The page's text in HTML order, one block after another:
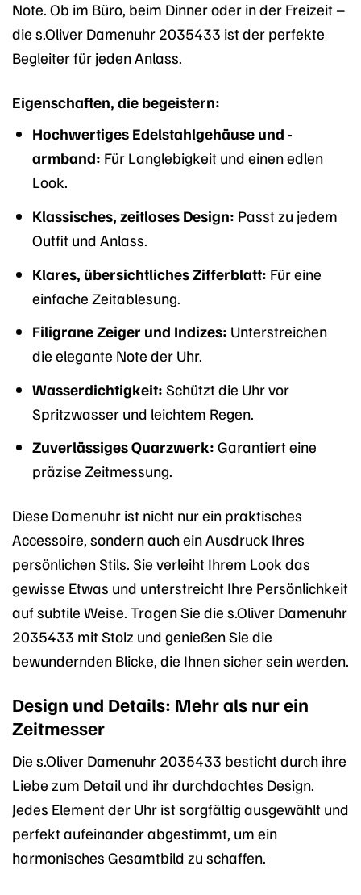
Note. Ob im Büro, beim Dinner oder in der Freizeit –
die s.Oliver Damenuhr 2035433 ist der perfekte
Begleiter für jeden Anlass.
Eigenschaften, die begeistern:
Hochwertiges Edelstahlgehäuse und -
armband: Für Langlebigkeit und einen edlen
Look.
Klassisches, zeitloses Design: Passt zu jedem
Outfit und Anlass.
Klares, übersichtliches Zifferblatt: Für eine
einfache Zeitablesung.
Filigrane Zeiger und Indizes: Unterstreichen
die elegante Note der Uhr.
Wasserdichtigkeit: Schützt die Uhr vor
Spritzwasser und leichtem Regen.
Zuverlässiges Quarzwerk: Garantiert eine
präzise Zeitmessung.
Diese Damenuhr ist nicht nur ein praktisches
Accessoire, sondern auch ein Ausdruck Ihres
persönlichen Stils. Sie verleiht Ihrem Look das
gewisse Etwas und unterstreicht Ihre Persönlichkeit
auf subtile Weise. Tragen Sie die s.Oliver Damenuhr
2035433 mit Stolz und genießen Sie die
bewundernden Blicke, die Ihnen sicher sein werden.
Design und Details: Mehr als nur ein
Zeitmesser
Die s.Oliver Damenuhr 2035433 besticht durch ihre
Liebe zum Detail und ihr durchdachtes Design.
Jedes Element der Uhr ist sorgfältig ausgewählt und
perfekt aufeinander abgestimmt, um ein
harmonisches Gesamtbild zu schaffen.